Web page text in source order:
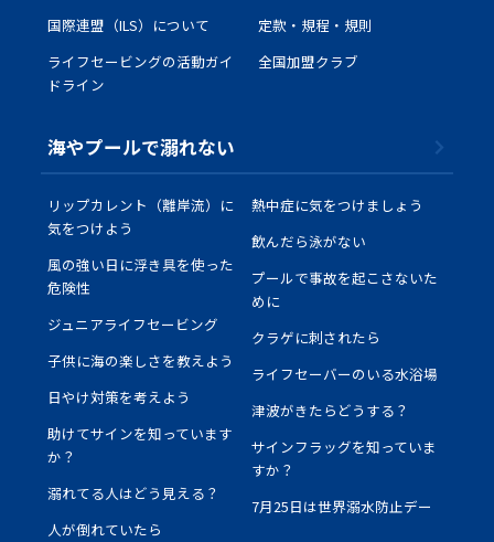
沿革
組織体制
国際連盟（ILS)について
ライフセービングの活動ガイドライン
全国加盟クラブ
ライフセービングスポーツ
寄付・遺贈について
学校の先生方へ
ライフセーバーになろう
国際連盟（ILS）について
定款・規程・規則
ライフセービングの活動ガイ
ドライン
全国加盟クラブ
海やプールで溺れない
リップカレント（離岸流）に
気をつけよう
風の強い日に浮き具を使った
危険性
ジュニアライフセービング
子供に海の楽しさを教えよう
日やけ対策を考えよう
助けてサインを知っています
か？
溺れてる人はどう見える？
人が倒れていたら
熱中症に気をつけましょう
飲んだら泳がない
プールで事故を起こさないた
めに
クラゲに刺されたら
ライフセーバーのいる水浴場
津波がきたらどうする？
サインフラッグを知っていま
すか？
7月25日は世界溺水防止デー